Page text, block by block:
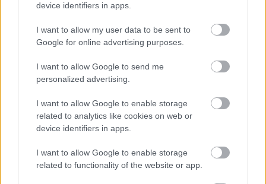
device identifiers in apps.
I want to allow my user data to be sent to
Google for online advertising purposes.
I want to allow Google to send me
personalized advertising.
I want to allow Google to enable storage
related to analytics like cookies on web or
device identifiers in apps.
I want to allow Google to enable storage
related to functionality of the website or app.
A zárkában rosszul lett, elájult – ilyen körülményekről
számoltak be a szolnoki börtönből
Váratlan fennakadás borította fel a Szolnok–Kecskemét
A polgármester a szolnoki cégekhez fordult: több száz
Csődbe ment a tószegi Accell Hunland, a hazai
kerékpárgyártás meghatározó szereplője
Egyszer fent, egyszer lent, így festett a Duna a két évvel
ezelőtti árvíz idején és így most – fotógyűjtemény